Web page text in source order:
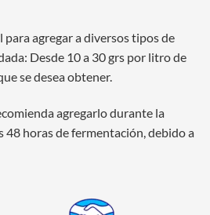
para agregar a diversos tipos de
Desde 10 a 30 grs por litro de
se desea obtener.
agregarlo durante la
48 horas de fermentación, debido a